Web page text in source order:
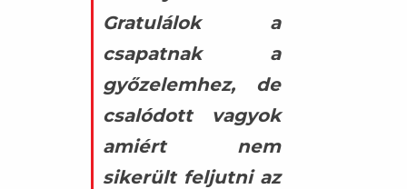
Gratulálok a
csapatnak a
győzelemhez, de
csalódott vagyok
amiért nem
sikerült feljutni az